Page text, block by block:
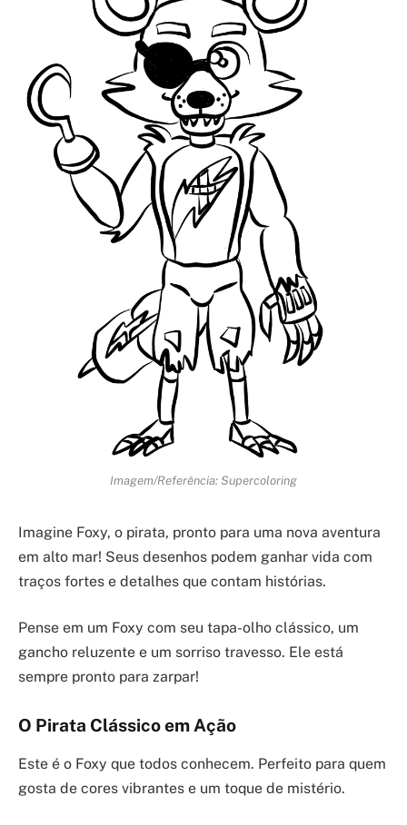
Imagem/Referência: Supercoloring
Imagine Foxy, o pirata, pronto para uma nova aventura
em alto mar! Seus desenhos podem ganhar vida com
traços fortes e detalhes que contam histórias.
Pense em um Foxy com seu tapa-olho clássico, um
gancho reluzente e um sorriso travesso. Ele está
sempre pronto para zarpar!
O Pirata Clássico em Ação
Este é o Foxy que todos conhecem. Perfeito para quem
gosta de cores vibrantes e um toque de mistério.